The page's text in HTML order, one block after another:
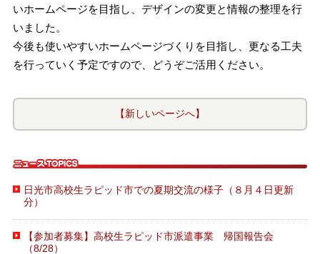
いホームページを目指し、デザインの変更と情報の整理を行
いました。
今後も使いやすいホームページづくりを目指し、更なる工夫
を行っていく予定ですので、どうぞご活用ください。
【新しいページへ】
日光市高校生ラピッド市での夏期交流の様子（８月４日更新
分）
【参加者募集】高校生ラピッド市派遣事業 帰国報告会
（8/28）